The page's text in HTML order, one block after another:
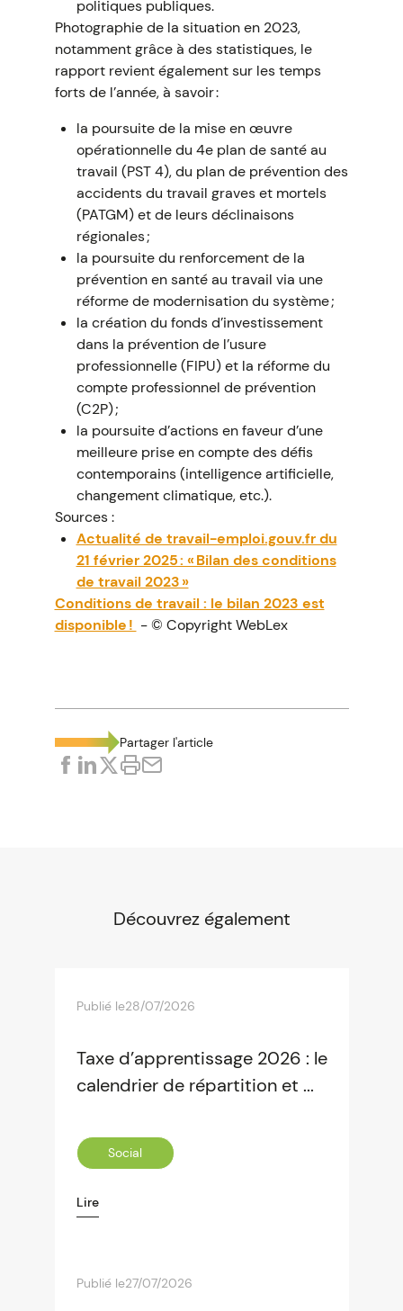
politiques publiques.
Photographie de la situation en 2023,
notamment grâce à des statistiques, le
rapport revient également sur les temps
forts de l’année, à savoir :
la poursuite de la mise en œuvre
opérationnelle du 4e plan de santé au
travail (PST 4), du plan de prévention des
accidents du travail graves et mortels
(PATGM) et de leurs déclinaisons
régionales ;
la poursuite du renforcement de la
prévention en santé au travail via une
réforme de modernisation du système ;
la création du fonds d’investissement
dans la prévention de l’usure
professionnelle (FIPU) et la réforme du
compte professionnel de prévention
(C2P) ;
la poursuite d’actions en faveur d’une
meilleure prise en compte des défis
contemporains (intelligence artificielle,
changement climatique, etc.).
Sources :
Actualité de travail-emploi.gouv.fr du
21 février 2025 : « Bilan des conditions
de travail 2023 »
Conditions de travail : le bilan 2023 est
disponible ! - © Copyright WebLex
Partager l'article
Découvrez également
Publié le28/07/2026
Taxe d’apprentissage 2026 : le
calendrier de répartition et ...
Social
Lire
Publié le27/07/2026